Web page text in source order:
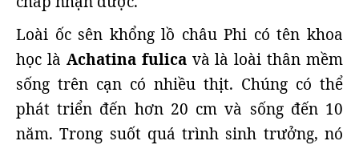
Loài ốc sên khổng lồ châu Phi có tên khoa
học là Achatina fulicavà là loài thân mềm
sống trên cạn có nhiều thịt. Chúng có thể
phát triển đến hơn 20 cm và sống đến 10
năm. Trong suốt quá trình sinh trưởng, nó